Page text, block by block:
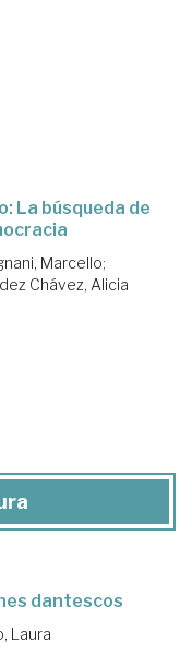
La búsqueda de
Marcello;
Chávez, Alicia
dantescos
Laura